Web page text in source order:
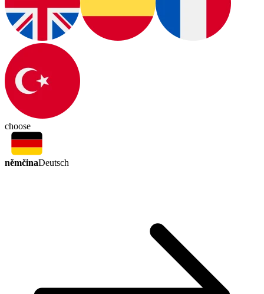
choose
němčinaDeutsch